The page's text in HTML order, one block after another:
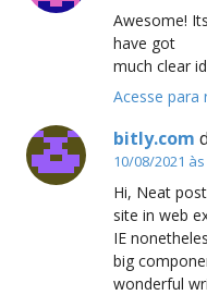
Awesome!
have got
much clear
Acesse para
bitly.com
10/08/2021 às
Hi, Neat
site in web
IE
big
wonderful